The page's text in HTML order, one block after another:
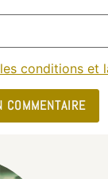
les conditions et